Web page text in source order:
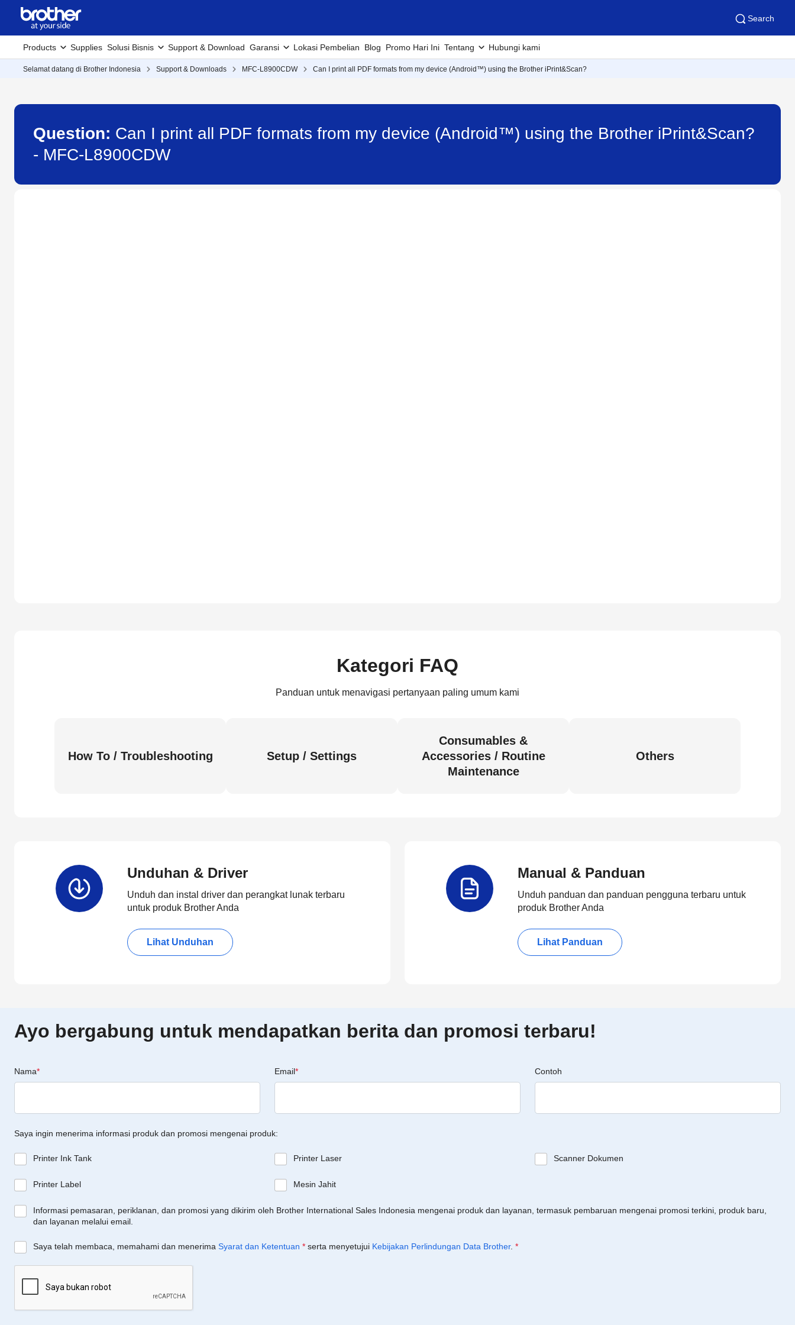
Search
Products Supplies Solusi Bisnis Support & Download Garansi Lokasi Pembelian Blog Promo Hari Ini Tentang Hubungi kami
Selamat datang di Brother Indonesia Support & Downloads MFC-L8900CDW Can I print all PDF formats from my device (Android™) using the Brother iPrint&Scan?
Question: Can I print all PDF formats from my device (Android™) using the Brother iPrint&Scan?
- MFC-L8900CDW
Kategori FAQ
Panduan untuk menavigasi pertanyaan paling umum kami
How To / Troubleshooting Setup / Settings
Consumables &
Accessories / Routine
Maintenance
Others
Unduhan & Driver
Unduh dan instal driver dan perangkat lunak terbaru
untuk produk Brother Anda
Lihat Unduhan
Manual & Panduan
Unduh panduan dan panduan pengguna terbaru untuk
produk Brother Anda
Lihat Panduan
Ayo bergabung untuk mendapatkan berita dan promosi terbaru!
Nama* Email* Contoh
Saya ingin menerima informasi produk dan promosi mengenai produk:
Printer Ink Tank Printer Laser Scanner Dokumen
Printer Label Mesin Jahit
Informasi pemasaran, periklanan, dan promosi yang dikirim oleh Brother International Sales Indonesia mengenai produk dan layanan, termasuk pembaruan mengenai promosi terkini, produk baru,
dan layanan melalui email.
Saya telah membaca, memahami dan menerima Syarat dan Ketentuan * serta menyetujui Kebijakan Perlindungan Data Brother. *